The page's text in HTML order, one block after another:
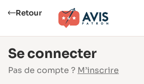
Retour
Se connecter
Pas de compte ? M’inscrire